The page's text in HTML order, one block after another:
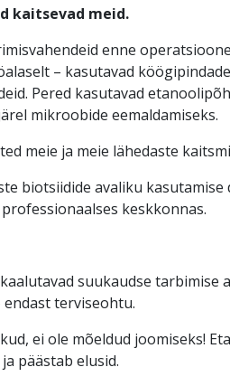
kaitsevad meid.
enne
– kasutavad
Pered kasutavad
mikroobide eemaldamiseks.
meie ja meie lähedaste
biotsiidide avaliku kasutamise
keskkonnas.
suukaudse tarbimise
terviseohtu.
ei ole mõeldud joomiseks!
päästab elusid.